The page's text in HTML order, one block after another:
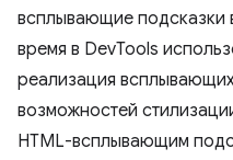
всплывающие подсказки
время в DevTools
реализация
возможностей
HTML-всплывающим